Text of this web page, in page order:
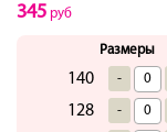
345 руб
Размеры
140 -
128 -